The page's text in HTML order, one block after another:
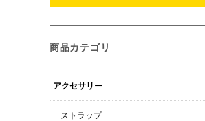
商品カテゴリ
アクセサリー
ストラップ